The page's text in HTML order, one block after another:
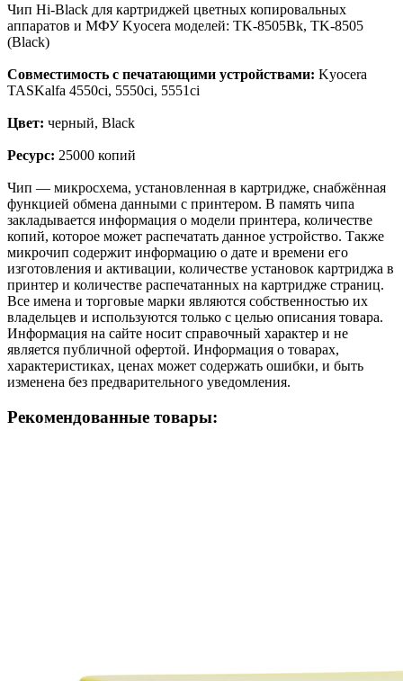
Чип Hi-Black для картриджей цветных копировальных
аппаратов и МФУ Kyocera моделей: TK-8505Bk, TK-8505
(Black)
Совместимость с печатающими устройствами: Kyocera
TASKalfa 4550ci, 5550ci, 5551ci
Цвет: черный, Black
Ресурс: 25000 копий
Чип — микросхема, установленная в картридже, снабжённая
функцией обмена данными с принтером. В память чипа
закладывается информация о модели принтера, количестве
копий, которое может распечатать данное устройство. Также
микрочип содержит информацию о дате и времени его
изготовления и активации, количестве установок картриджа в
принтер и количестве распечатанных на картридже страниц.
Все имена и торговые марки являются собственностью их
владельцев и используются только с целью описания товара.
Информация на сайте носит справочный характер и не
является публичной офертой. Информация о товарах,
характеристиках, ценах может содержать ошибки, и быть
изменена без предварительного уведомления.
Рекомендованные товары: